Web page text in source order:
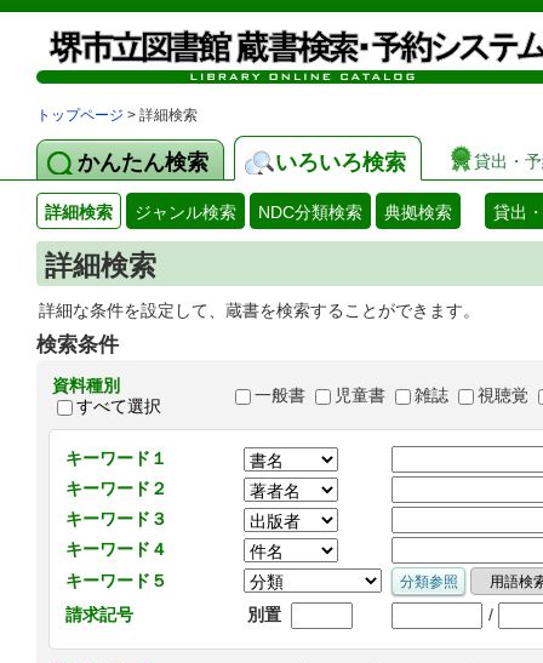
トップページ > 詳細検索
かんたん検索 いろいろ検索 貸出・
詳細検索 ジャンル検索 NDC分類検索 典拠検索 貸出
詳細検索
詳細な条件を設定して、蔵書を検索することができます。
検索条件
資料種別
すべて選択
一般書 児童書 雑誌 視聴覚
キーワード１
キーワード２
キーワード３
キーワード４
キーワード５
請求記号
別置 /